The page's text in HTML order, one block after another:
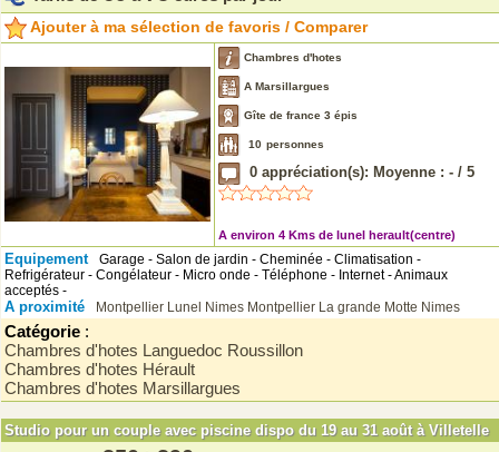
Ajouter à ma sélection de favoris / Comparer
Chambres d'hotes
A Marsillargues
Gîte de france 3 épis
10 personnes
0 appréciation(s): Moyenne : - / 5
A environ 4 Kms de lunel herault(centre)
Equipement
Garage - Salon de jardin - Cheminée - Climatisation -
Refrigérateur - Congélateur - Micro onde - Téléphone - Internet - Animaux
acceptés -
A proximité Montpellier Lunel Nimes Montpellier La grande Motte Nimes
Catégorie :
Chambres d'hotes Languedoc Roussillon
Chambres d'hotes Hérault
Chambres d'hotes Marsillargues
Studio pour un couple avec piscine dispo du 19 au 31 août à Villetelle